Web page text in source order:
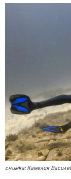
снимка: Камелия